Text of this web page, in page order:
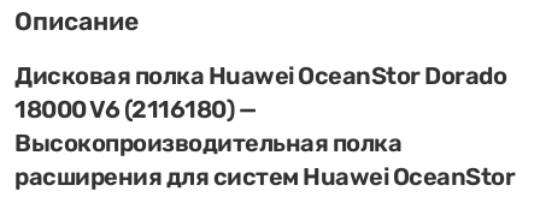
Описание
Дисковая полка Huawei OceanStor Dorado
18000 V6 (2116180) —
Высокопроизводительная полка
расширения для систем Huawei OceanStor